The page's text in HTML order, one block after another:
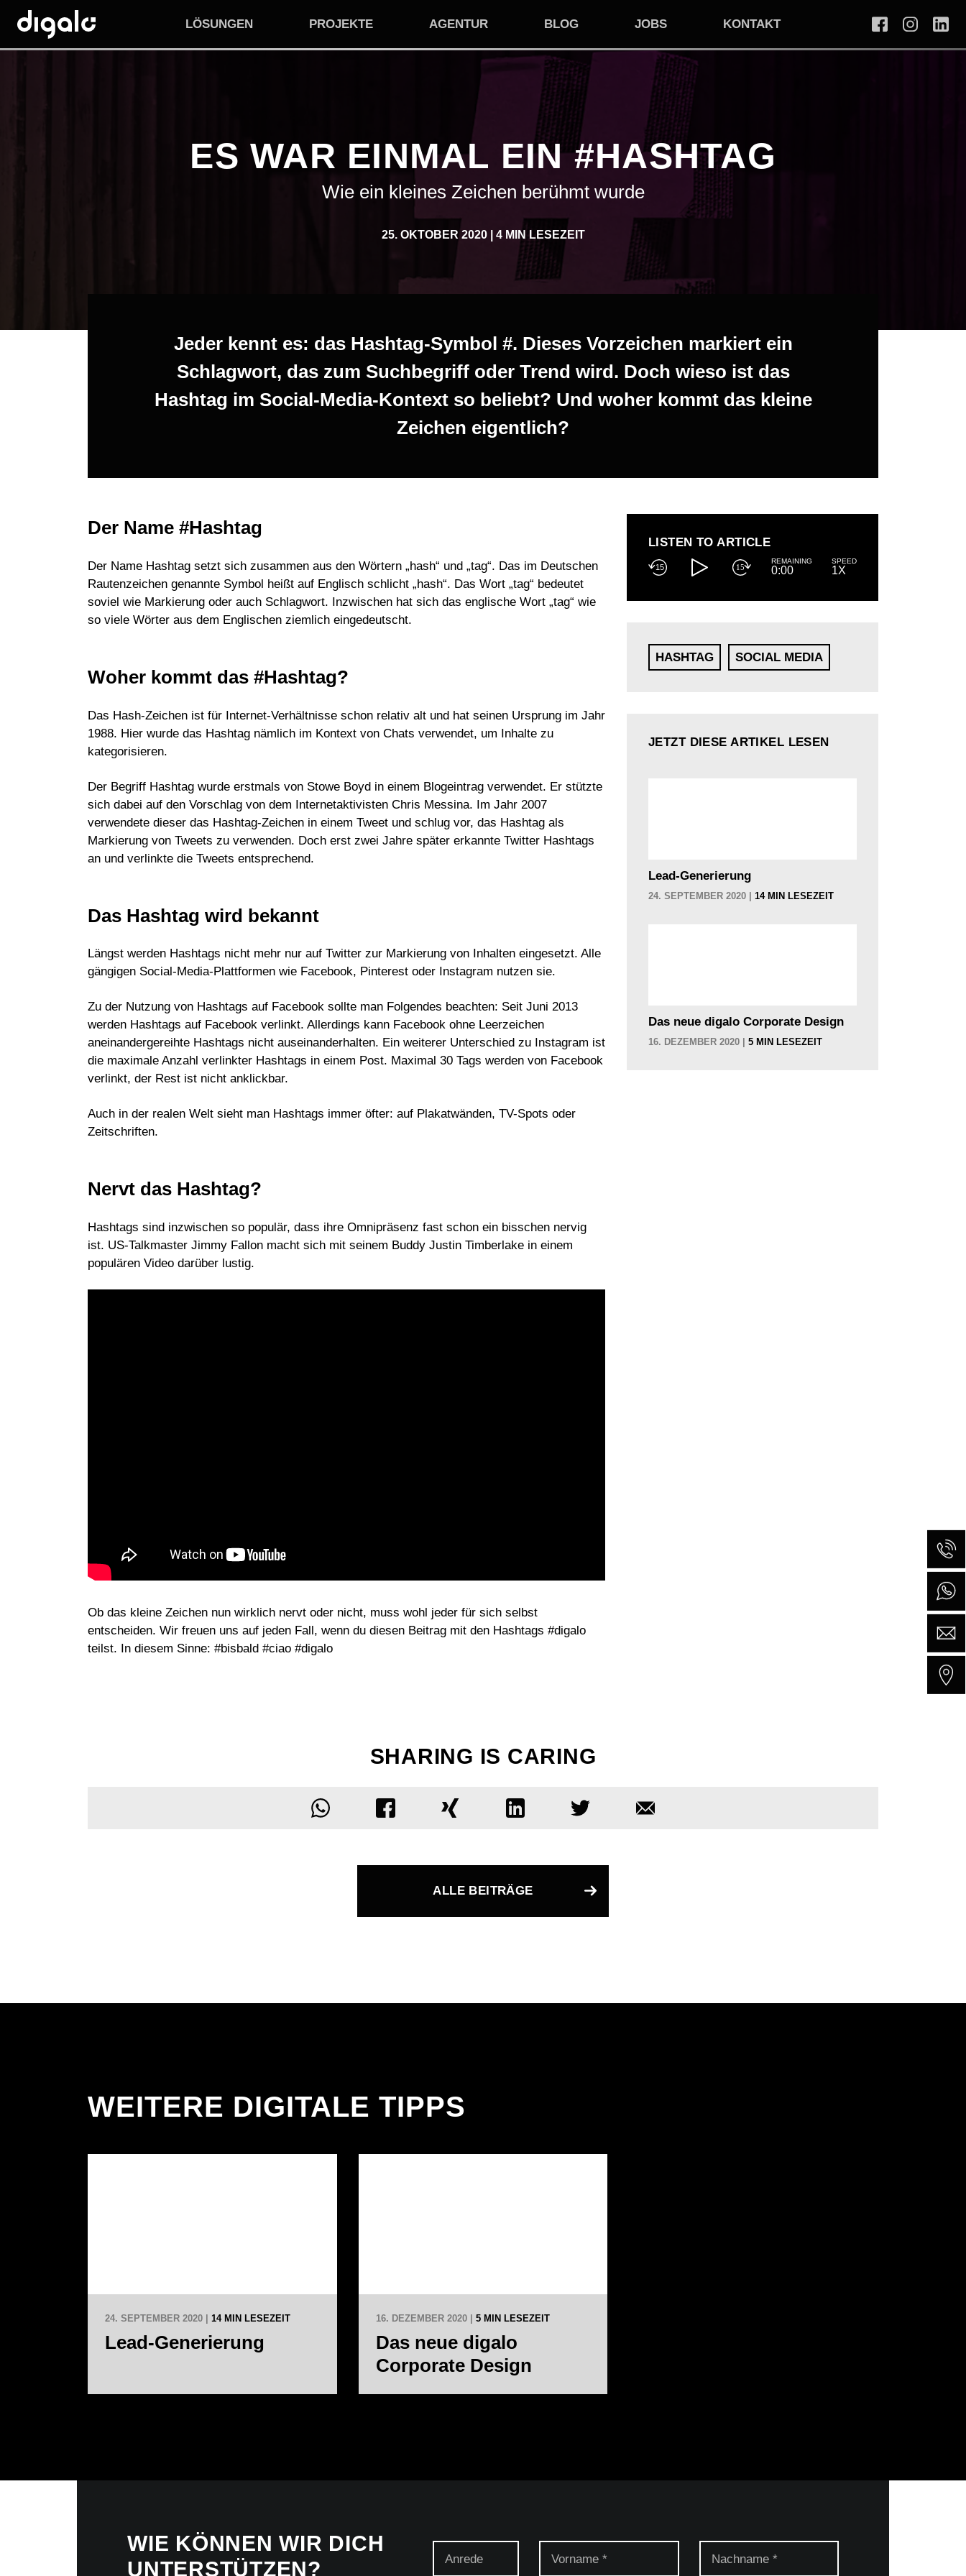
LÖSUNGEN PROJEKTE AGENTUR BLOG JOBS KONTAKT
ES WAR EINMAL EIN #HASHTAG
Wie ein kleines Zeichen berühmt wurde
25. OKTOBER 2020| 4 MIN LESEZEIT
Jeder kennt es: das Hashtag-Symbol #. Dieses Vorzeichen markiert ein
Schlagwort, das zum Suchbegriff oder Trend wird. Doch wieso ist das
Hashtag im Social-Media-Kontext so beliebt? Und woher kommt das kleine
Zeichen eigentlich?
Der Name #Hashtag
Der Name Hashtag setzt sich zusammen aus den Wörtern „hash“ und „tag“. Das im Deutschen
Rautenzeichen genannte Symbol heißt auf Englisch schlicht „hash“. Das Wort „tag“ bedeutet
soviel wie Markierung oder auch Schlagwort. Inzwischen hat sich das englische Wort „tag“ wie
so viele Wörter aus dem Englischen ziemlich eingedeutscht.
Woher kommt das #Hashtag?
Das Hash-Zeichen ist für Internet-Verhältnisse schon relativ alt und hat seinen Ursprung im Jahr
1988. Hier wurde das Hashtag nämlich im Kontext von Chats verwendet, um Inhalte zu
kategorisieren.
Der Begriff Hashtag wurde erstmals von Stowe Boyd in einem Blogeintrag verwendet. Er stützte
sich dabei auf den Vorschlag von dem Internetaktivisten Chris Messina. Im Jahr 2007
verwendete dieser das Hashtag-Zeichen in einem Tweet und schlug vor, das Hashtag als
Markierung von Tweets zu verwenden. Doch erst zwei Jahre später erkannte Twitter Hashtags
an und verlinkte die Tweets entsprechend.
Das Hashtag wird bekannt
Längst werden Hashtags nicht mehr nur auf Twitter zur Markierung von Inhalten eingesetzt. Alle
gängigen Social-Media-Plattformen wie Facebook, Pinterest oder Instagram nutzen sie.
Zu der Nutzung von Hashtags auf Facebook sollte man Folgendes beachten: Seit Juni 2013
werden Hashtags auf Facebook verlinkt. Allerdings kann Facebook ohne Leerzeichen
aneinandergereihte Hashtags nicht auseinanderhalten. Ein weiterer Unterschied zu Instagram ist
die maximale Anzahl verlinkter Hashtags in einem Post. Maximal 30 Tags werden von Facebook
verlinkt, der Rest ist nicht anklickbar.
Auch in der realen Welt sieht man Hashtags immer öfter: auf Plakatwänden, TV-Spots oder
Zeitschriften.
Nervt das Hashtag?
Hashtags sind inzwischen so populär, dass ihre Omnipräsenz fast schon ein bisschen nervig
ist. US-Talkmaster Jimmy Fallon macht sich mit seinem Buddy Justin Timberlake in einem
populären Video darüber lustig.
Ob das kleine Zeichen nun wirklich nervt oder nicht, muss wohl jeder für sich selbst
entscheiden. Wir freuen uns auf jeden Fall, wenn du diesen Beitrag mit den Hashtags #digalo
teilst. In diesem Sinne: #bisbald #ciao #digalo
LISTEN TO ARTICLE
15 15
REMAINING
0:00
SPEED
1X
HASHTAG SOCIAL MEDIA
JETZT DIESE ARTIKEL LESEN
24. SEPTEMBER 2020 | 14 MIN LESEZEIT
Lead-Generierung
16. DEZEMBER 2020 | 5 MIN LESEZEIT
Das neue digalo Corporate Design
SHARING IS CARING
ALLE BEITRÄGE
WEITERE DIGITALE TIPPS
24. SEPTEMBER 2020 | 14 MIN LESEZEIT
Lead-Generierung
16. DEZEMBER 2020 | 5 MIN LESEZEIT
Das neue digalo
Corporate Design
WIE KÖNNEN WIR DICH
UNTERSTÜTZEN?